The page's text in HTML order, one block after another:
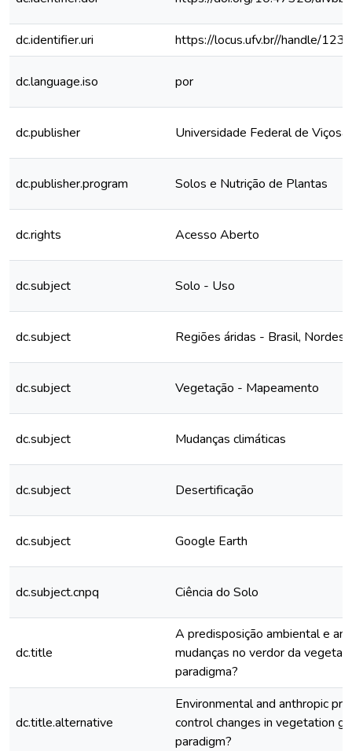
dc.identifier.uri https://locus.ufv.br//handle/
dc.language.iso por
dc.publisher Universidade Federal de Viçosa
dc.publisher.program Solos e Nutrição de Plantas
dc.rights Acesso Aberto
dc.subject Solo - Uso
dc.subject Regiões áridas - Brasil,
dc.subject Vegetação - Mapeamento
dc.subject Mudanças climáticas
dc.subject Desertificação
dc.subject Google Earth
dc.subject.cnpq Ciência do Solo
dc.title
A predisposição ambiental e
mudanças no verdor da
paradigma?
dc.title.alternative
Environmental and anthropic
control changes in vegetation
paradigm?